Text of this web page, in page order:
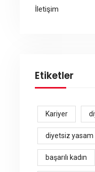
İletişim
Etiketler
Kariyer
diyetsiz yasam
başarılı kadın